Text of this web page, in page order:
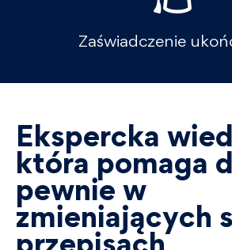
Zaświadczenie
Ekspercka
która pomaga
pewnie w
zmieniających